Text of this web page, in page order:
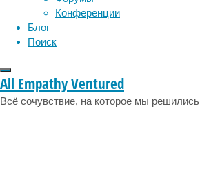
Конференции
Блог
Поиск
All Empathy Ventured
Всё сочувствие, на которое мы решились